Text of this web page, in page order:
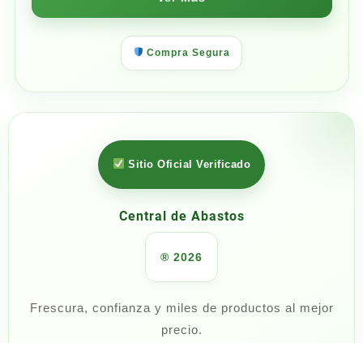
Compra Segura
Sitio Oficial Verificado
Central de Abastos
® 2026
Frescura, confianza y miles de productos al mejor
precio.